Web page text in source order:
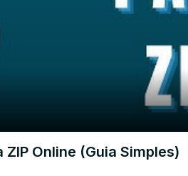
Online (Guia Simples)